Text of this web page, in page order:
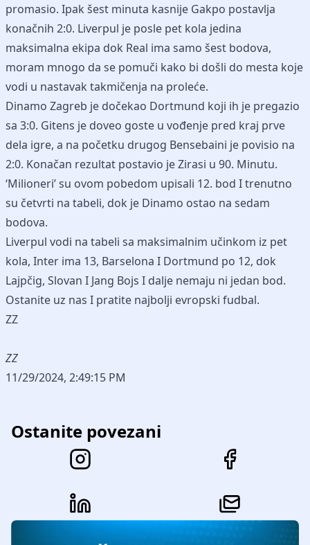
promasio. Ipak šest minuta kasnije Gakpo postavlja
konačnih 2:0. Liverpul je posle pet kola jedina
maksimalna ekipa dok Real ima samo šest bodova,
moram mnogo da se pomuči kako bi došli do mesta koje
vodi u nastavak takmičenja na proleće.
Dinamo Zagreb je dočekao Dortmund koji ih je pregazio
sa 3:0. Gitens je doveo goste u vođenje pred kraj prve
dela igre, a na početku drugog Bensebaini je povisio na
2:0. Konačan rezultat postavio je Zirasi u 90. Minutu.
‘Milioneri’ su ovom pobedom upisali 12. bod I trenutno
su četvrti na tabeli, dok je Dinamo ostao na sedam
bodova.
Liverpul vodi na tabeli sa maksimalnim učinkom iz pet
kola, Inter ima 13, Barselona I Dortmund po 12, dok
Lajpčig, Slovan I Jang Bojs I dalje nemaju ni jedan bod.
Ostanite uz nas I pratite najbolji evropski fudbal.
ZZ
ZZ
11/29/2024, 2:49:15 PM
Ostanite povezani